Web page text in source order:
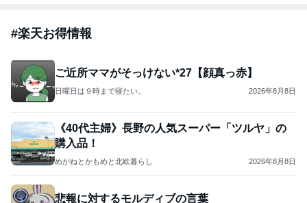
#楽天お得情報
ご近所ママがそっけない*27【顔真っ赤】
日曜日は９時まで寝たい。 2026年8月8日
《40代主婦》長野の人気スーパー「ツルヤ」の
購入品！
めがねとかもめと北欧暮らし 2026年8月8日
悲報に対するモルディブの言葉